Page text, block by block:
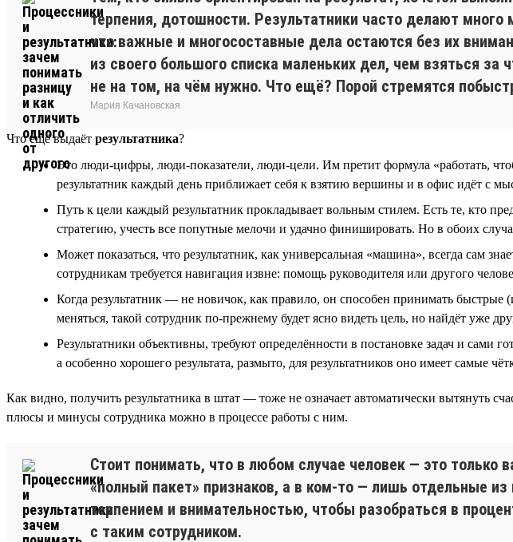
терпения, дотошности. Результатники часто делают
что важные и многосоставные дела остаются без их
из своего большого списка маленьких дел, чем взяться за
не на том, на чём нужно. Что ещё? Порой стремятся
Мария Качановская
Что ещё выдаёт результатника?
Это люди-цифры, люди-показатели, люди-цели. Им претит формула «работать,
результатник каждый день приближает себя к взятию вершины и в офис идёт с
Путь к цели каждый результатник прокладывает вольным стилем. Есть те, кто
стратегию, учесть все попутные мелочи и удачно финишировать. Но в обоих
Может показаться, что результатник, как универсальная «машина», всегда сам
сотрудникам требуется навигация извне: помощь руководителя или другого
Когда результатник — не новичок, как правило, он способен принимать
меняться, такой сотрудник по-прежнему будет ясно видеть цель, но найдёт уже
Результатники объективны, требуют определённости в постановке задач и сами
а особенно хорошего результата, размыто, для результатников оно имеет самые
Как видно, получить результатника в штат — тоже не означает автоматически вытянуть
плюсы и минусы сотрудника можно в процессе работы с ним.
Стоит понимать, что в любом случае человек — это только
«полный пакет» признаков, а в ком-то — лишь отдельные
терпением и внимательностью, чтобы разобраться в
с таким сотрудником.